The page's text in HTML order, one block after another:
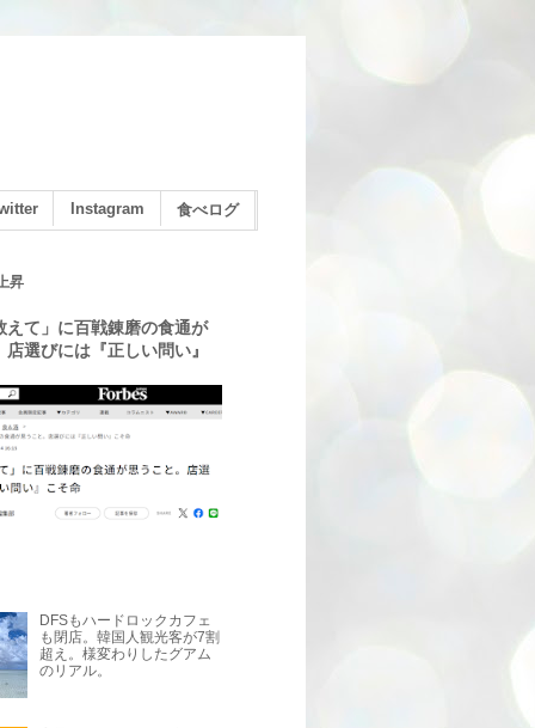
Instagram 食べログ
昇
えて」に百戦錬磨の食通が
選びには『正しい問い』
DFSもハードロックカフェ
も閉店。韓国人観光客が7割
超え。様変わりしたグアム
のリアル。